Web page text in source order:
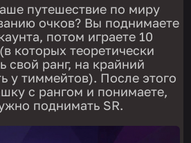
путешествие по миру
очков? Вы поднимаете
потом играете 10
которых теоретически
свой ранг, на крайний
у тиммейтов). После этого
с рангом и понимаете,
поднимать SR.